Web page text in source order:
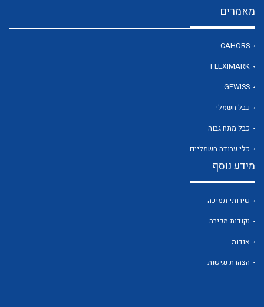
מאמרים
CAHORS
FLEXIMARK
GEWISS
כבל חשמלי
כבל מתח גבוה
כלי עבודה חשמליים
מידע נוסף
שירותי תמיכה
נקודות מכירה
אודות
הצהרת נגישות